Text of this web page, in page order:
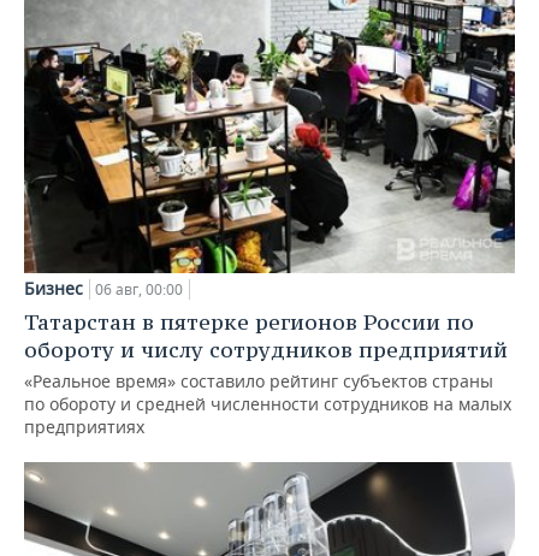
Бизнес 06 авг, 00:00
Татарстан в пятерке регионов России по
обороту и числу сотрудников предприятий
«Реальное время» составило рейтинг субъектов страны
по обороту и средней численности сотрудников на малых
предприятиях